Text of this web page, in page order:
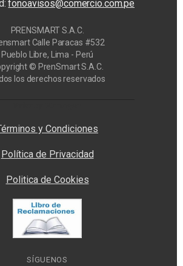
fonoavisos@comercio.com.pe
PRENSMART S.A.C.
Calle Paracas #532
Pueblo Libre, Lima - Perú
© PrenSmart S.A.C.
los derechos reservados
y Condiciones
Política de Privacidad
Politica de Cookies
SÍGUENOS